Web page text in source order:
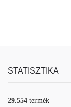
STATISZTIKA
29.554 termék